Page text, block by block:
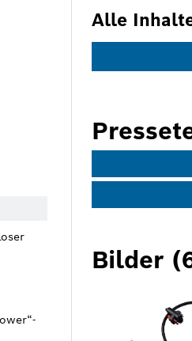
Alle
Bilder